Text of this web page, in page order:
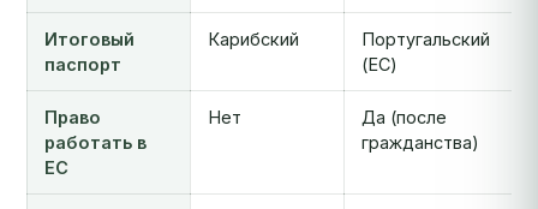
Итоговый
паспорт
Карибский
Португальский
(ЕС)
Право
работать в
ЕС
Нет
Да (после
гражданства)